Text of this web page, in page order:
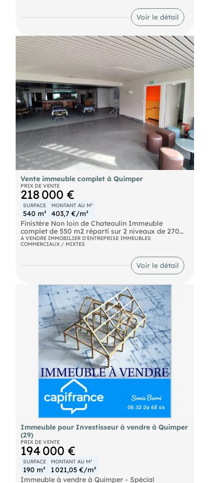
Voir le détail
Vente immeuble complet à Quimper
PRIX DE VENTE
218 000 €
SURFACE
540 m²
MONTANT AU M²
403,7 €/m²
Finistére Non loin de Chateaulin Immeuble
complet de 550 m2 réparti sur 2 niveaux de 270
m2 chacun Ces locaux étaient exploités
auparavant en bar snack Ces locaux sont
commerciale/professionnelle et d'une partie
habitation séparé avec balcon et jardin
locaux comprennent aussi une cour privative.
Idéal profession médical ou faire un commerce
de détail. Prix Frais D'Agence inclus de 218000
EURuros Honoraires Agence à charge acquéreur
de 16000 EURuros Prix net vendeur de 202000
EURuros. Ces locaux sont vides et non compris
dans une copropriété. Référence 7839 2 agences
spécialisées en immobilier professionnel à votre
service à Quimper et à Brest Nos métiers Vente de
fonds de commerce-Cession dentreprise-Gestion
locative-Vente de murs commerciaux-Immobilier
dentreprise et immobilier commercial.
A VENDRE IMMOBILIER D'ENTREPRISE IMMEUBLES
COMMERCIAUX / MIXTES
Voir le détail
Immeuble pour Investisseur à vendre à Quimper
(29)
PRIX DE VENTE
194 000 €
SURFACE
190 m²
MONTANT AU M²
1 021,05 €/m²
Immeuble à vendre à Quimper - Spécial